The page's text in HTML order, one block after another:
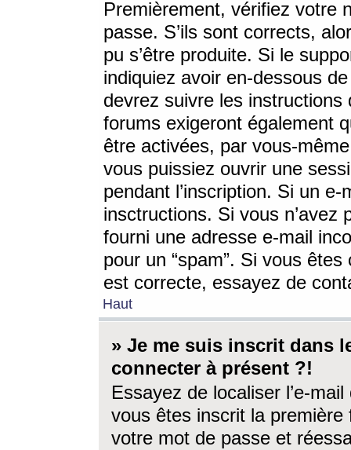
Premièrement, vérifiez votre
passe. S’ils sont corrects,
pu s’être produite. Si le
indiquiez avoir en-dessous
devrez suivre les
forums exigeront également
être activées, par vous-
vous puissiez ouvrir une
pendant l’inscription. Si un
insctructions. Si vous n’avez
fourni une adresse e-mail
pour un “spam”. Si vous
est correcte, essayez de
Haut
» Je me suis inscrit dans
connecter à présent ?!
Essayez de localiser l’e-
vous êtes inscrit la première
votre mot de passe et